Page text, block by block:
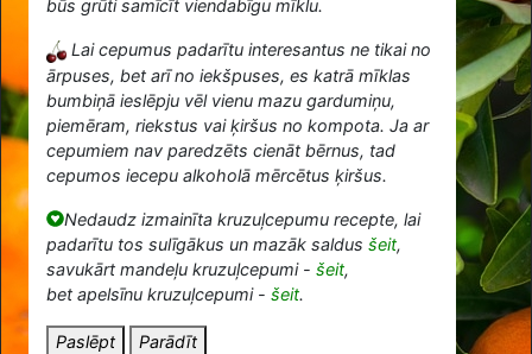
būs grūti samīcīt viendabīgu mīklu.
Lai cepumus padarītu interesantus ne tikai no
ārpuses, bet arī no iekšpuses, es katrā mīklas
bumbiņā ieslēpju vēl vienu mazu gardumiņu,
piemēram, riekstus vai ķiršus no kompota. Ja ar
cepumiem nav paredzēts cienāt bērnus, tad
cepumos iecepu alkoholā mērcētus ķiršus.
Nedaudz izmainīta kruzuļcepumu recepte, lai
padarītu tos sulīgākus un mazāk saldusšeit,
savukārt mandeļu kruzuļcepumi -šeit,
bet apelsīnu kruzuļcepumi -šeit.
Paslēpt Parādīt